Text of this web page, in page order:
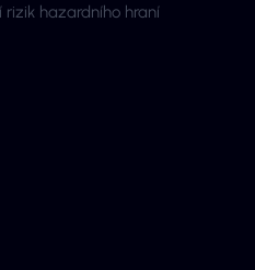
rizik hazardního hraní